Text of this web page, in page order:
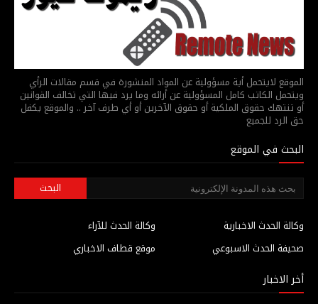
الموقع لايتحمل أية مسؤولية عن المواد المنشورة في قسم مقالات الرأي
ويتحمل الكاتب كامل المسؤولية عن أرائه وما يرد فيها التي تخالف القوانين
أو تنتهك حقوق الملكية أو حقوق الآخرين أو أي طرف آخر .. والموقع يكفل
حق الرد للجميع
البحث في الموقع
وكالة الحدث للآراء
وكالة الحدث الاخبارية
موقع قطاف الاخباري
صحيفة الحدث الاسبوعي
أخر الاخبار